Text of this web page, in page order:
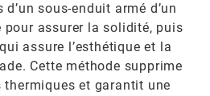
sous-enduit armé d’un
assurer la solidité, puis
assure l’esthétique et la
Cette méthode supprime
et garantit une